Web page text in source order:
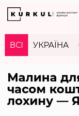
ВСІ УКРАЇНА
Малина
часом
лохину —